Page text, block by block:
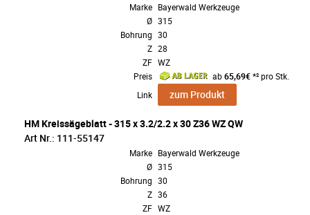
Marke Bayerwald Werkzeuge
Ø 315
Bohrung 30
Z 28
ZF WZ
Preis
ab65,69€*² pro Stk.
Link
zum Produkt
HM Kreissägeblatt - 315 x 3.2/2.2 x 30 Z36 WZ QW
Art Nr.: 111-55147
Marke Bayerwald Werkzeuge
Ø 315
Bohrung 30
Z 36
ZF WZ